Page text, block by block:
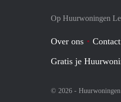
Op Huurwoningen
Over ons Contact
Gratis je
© 2026 -